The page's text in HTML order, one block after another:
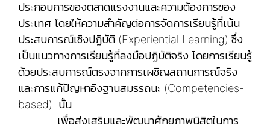
ประกอบการของตลาดแรงงานและความต้องการของ
ประเทศ โดยให้ความสำคัญต่อการจัดการเรียนรู้ที่เน้น
ประสบการณ์เชิงปฏิบัติ (Experiential Learning) ซึ่ง
เป็นแนวทางการเรียนรู้ที่ลงมือปฏิบัติจริง โดยการเรียนรู้
ด้วยประสบการณ์ตรงจากการเผชิญสถานการณ์จริง
และการแก้ปัญหาอิงฐานสมรรถนะ (Competencies-
based) นั้น
เพื่อส่งเสริมและพัฒนาศักยภาพนิสิตในการ